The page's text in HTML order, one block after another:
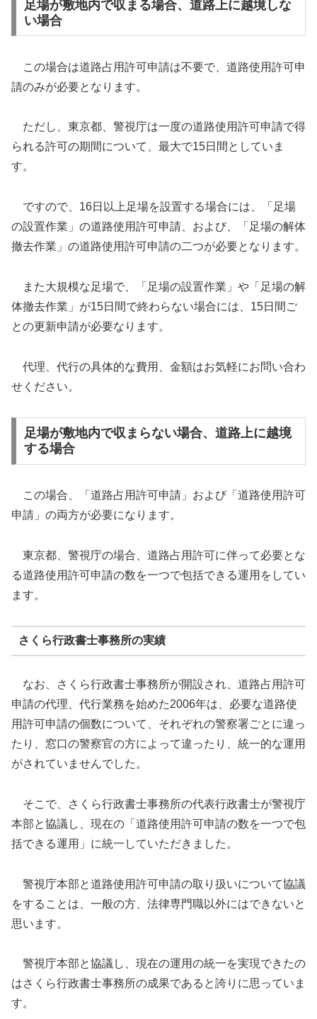
足場が敷地内で収まる場合、道路上に越境しな
い場合
この場合は道路占用許可申請は不要で、道路使用許可申
請のみが必要となります。
ただし、東京都、警視庁は一度の道路使用許可申請で得
られる許可の期間について、最大で15日間としていま
す。
ですので、16日以上足場を設置する場合には、「足場
の設置作業」の道路使用許可申請、および、「足場の解体
撤去作業」の道路使用許可申請の二つが必要となります。
また大規模な足場で、「足場の設置作業」や「足場の解
体撤去作業」が15日間で終わらない場合には、15日間ご
との更新申請が必要なります。
代理、代行の具体的な費用、金額はお気軽にお問い合わ
せください。
足場が敷地内で収まらない場合、道路上に越境
する場合
この場合、「道路占用許可申請」および「道路使用許可
申請」の両方が必要になります。
東京都、警視庁の場合、道路占用許可に伴って必要とな
る道路使用許可申請の数を一つで包括できる運用をしてい
ます。
さくら行政書士事務所の実績
なお、さくら行政書士事務所が開設され、道路占用許可
申請の代理、代行業務を始めた2006年は、必要な道路使
用許可申請の個数について、それぞれの警察署ごとに違っ
たり、窓口の警察官の方によって違ったり、統一的な運用
がされていませんでした。
そこで、さくら行政書士事務所の代表行政書士が警視庁
本部と協議し、現在の「道路使用許可申請の数を一つで包
括できる運用」に統一していただきました。
警視庁本部と道路使用許可申請の取り扱いについて協議
をすることは、一般の方、法律専門職以外にはできないと
思います。
警視庁本部と協議し、現在の運用の統一を実現できたの
はさくら行政書士事務所の成果であると誇りに思っていま
す。